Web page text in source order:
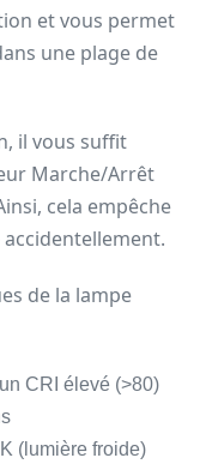
et vous permet
une plage de
il vous suffit
Marche/Arrêt
cela empêche
accidentellement.
de la lampe
CRI élevé (>80)
(lumière froide)